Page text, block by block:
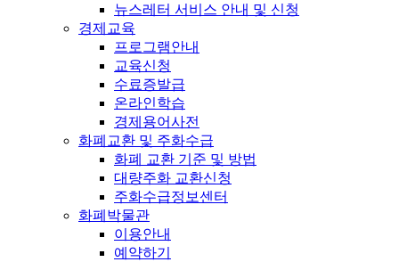
뉴스레터 서비스 안내 및 신청
경제교육
프로그램안내
교육신청
수료증발급
온라인학습
경제용어사전
화폐교환 및 주화수급
화폐 교환 기준 및 방법
대량주화 교환신청
주화수급정보센터
화폐박물관
이용안내
예약하기